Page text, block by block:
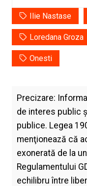
Ilie Nastase
Loredana Groza
Onesti
Precizare:
de interes public
publice. Legea
menţionează că
exonerată de la
Regulamentului
echilibru între